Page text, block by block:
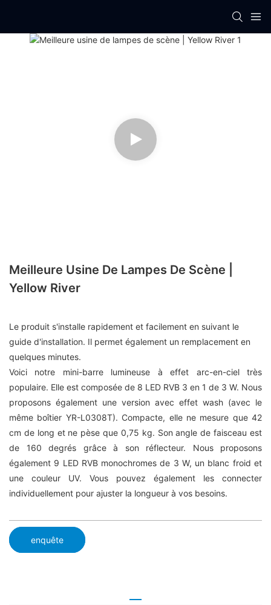
Meilleure Usine De Lampes De Scène |
Yellow River
Le produit s'installe rapidement et facilement en suivant le
guide d'installation. Il permet également un remplacement en
quelques minutes.
Voici notre mini-barre lumineuse à effet arc-en-ciel très
populaire. Elle est composée de 8 LED RVB 3 en 1 de 3 W. Nous
proposons également une version avec effet wash (avec le
même boîtier YR-L0308T). Compacte, elle ne mesure que 42
cm de long et ne pèse que 0,75 kg. Son angle de faisceau est
de 160 degrés grâce à son réflecteur. Nous proposons
également 9 LED RVB monochromes de 3 W, un blanc froid et
une couleur UV. Vous pouvez également les connecter
individuellement pour ajuster la longueur à vos besoins.
enquête